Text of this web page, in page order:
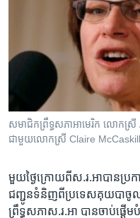
ទំព័រ​
និង​
ចូល​
កាន់​
ទំព័រ​
ស្វែង​
ទូរទស្សន៍ / វីដេអូ​
វិទ្យុ / ផតខាសថ៍
កម្មវិធីទាំងអស់
Khmer English
បណ្តាញ​សង្គម
ភាសា
សមាជិកព្រឹទ្ធសភាអាមេរិក​ លោកស្
ជាមួយ​លោកស្រី​ Claire
មួយថ្ងៃ​ក្រោយពី​ស.រ.អាបានប្រក
ជញ្ជូន​ទំនិញ​ពី​ប្រទេស​គុយបា​ចូល​
ព្រឹទ្ធសភា​ស.រ.អា ​បាន​ចាប់ផ្តើ